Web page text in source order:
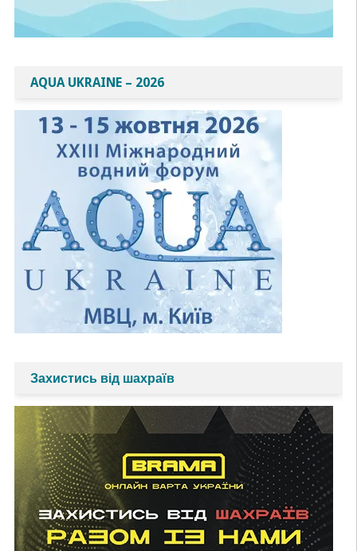
AQUA UKRAINE – 2026
Захистись від шахраїв